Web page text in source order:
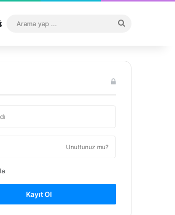
Sitemap
...
Unuttunuz mu?
Kayıt Ol